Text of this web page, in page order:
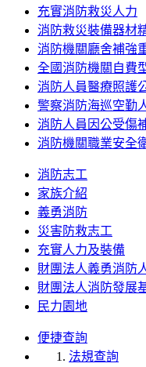
充實消防救災人力
消防救災裝備器材
消防機關廳舍補強
全國消防機關自費
消防人員醫療照護
警察消防海巡空勤
消防人員因公受傷
消防機關職業安全
消防志工
家族介紹
義勇消防
災害防救志工
充實人力及裝備
財團法人義勇消防
財團法人消防發展
民力園地
便捷查詢
法規查詢